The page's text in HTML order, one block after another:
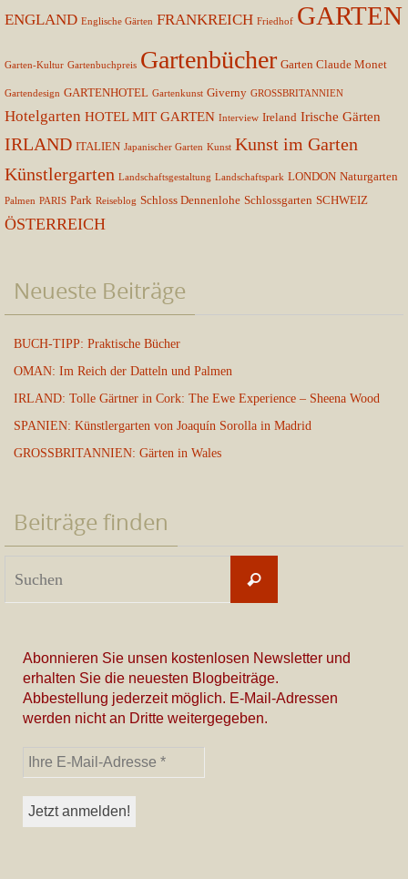
ENGLAND Englische Gärten FRANKREICH Friedhof GARTEN
Garten-Kultur Gartenbuchpreis Gartenbücher Garten Claude Monet
Gartendesign GARTENHOTEL Gartenkunst Giverny GROSSBRITANNIEN
Hotelgarten HOTEL MIT GARTEN Interview Ireland Irische Gärten
IRLAND ITALIEN Japanischer Garten Kunst Kunst im Garten
Künstlergarten Landschaftsgestaltung Landschaftspark LONDON Naturgarten
Palmen PARIS Park Reiseblog Schloss Dennenlohe Schlossgarten SCHWEIZ
ÖSTERREICH
Neueste Beiträge
BUCH-TIPP: Praktische Bücher
OMAN: Im Reich der Datteln und Palmen
IRLAND: Tolle Gärtner in Cork: The Ewe Experience – Sheena Wood
SPANIEN: Künstlergarten von Joaquín Sorolla in Madrid
GROSSBRITANNIEN: Gärten in Wales
Beiträge finden
Suchen
Abonnieren Sie unsen kostenlosen Newsletter und
erhalten Sie die neuesten Blogbeiträge.
Abbestellung jederzeit möglich. E-Mail-Adressen
werden nicht an Dritte weitergegeben.